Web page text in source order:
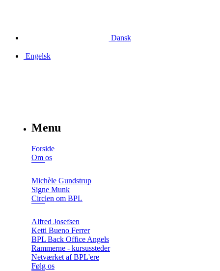
Dansk
Engelsk
Menu
Forside
Om os
Michèle Gundstrup
Signe Munk
Circlen om BPL
Alfred Josefsen
Ketti Bueno Ferrer
BPL Back Office Angels
Rammerne - kursussteder
Netværket af BPL'ere
Følg os